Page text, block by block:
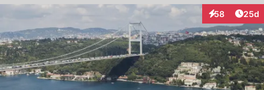
58
Interaktionen
25d